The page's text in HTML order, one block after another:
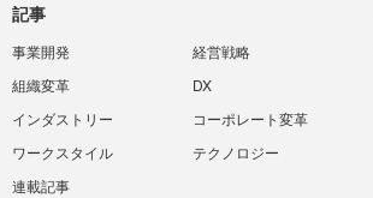
記事
事業開発
経営戦略
組織変革
DX
インダストリー
コーポレート変革
ワークスタイル
テクノロジー
連載記事